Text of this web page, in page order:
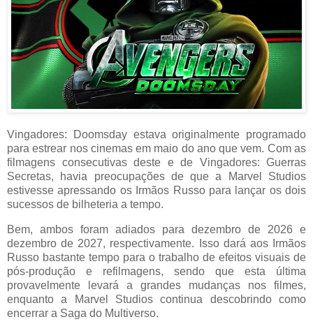
Vingadores: Doomsday estava originalmente programado
para estrear nos cinemas em maio do ano que vem. Com as
filmagens consecutivas deste e de Vingadores: Guerras
Secretas, havia preocupações de que a Marvel Studios
estivesse apressando os Irmãos Russo para lançar os dois
sucessos de bilheteria a tempo.
Bem, ambos foram adiados para dezembro de 2026 e
dezembro de 2027, respectivamente. Isso dará aos Irmãos
Russo bastante tempo para o trabalho de efeitos visuais de
pós-produção e refilmagens, sendo que esta última
provavelmente levará a grandes mudanças nos filmes,
enquanto a Marvel Studios continua descobrindo como
encerrar a Saga do Multiverso.